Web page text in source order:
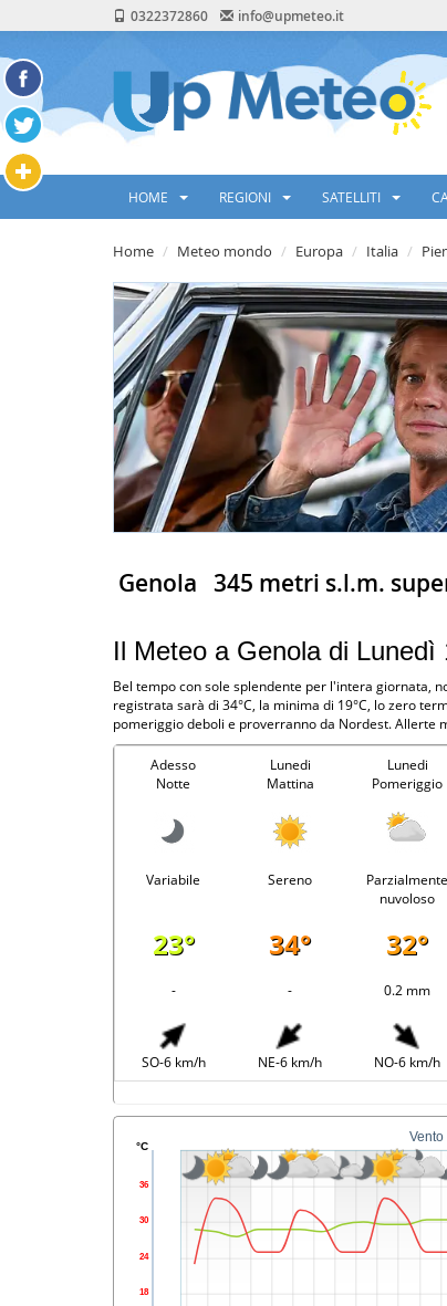
0322372860 info@upmeteo.it
HOME REGIONI SATELLITI
Home Meteo mondo Europa Italia
Genola 345 metri s.l.m.
Il Meteo a Genola di Lunedì
Bel tempo con sole splendente per l'intera giornata,
registrata sarà di 34°C, la minima di 19°C, lo zero
pomeriggio deboli e proverranno da Nordest. Allerte
Adesso
Notte
Lunedi
Mattina
Lunedi
Pomeriggio
Variabile Sereno
Parzialmente
nuvoloso
23° 34° 32°
- - 0.2 mm
SO-6 km/h NE-6 km/h NO-6 km/h
°C
Vento
18
24
30
36